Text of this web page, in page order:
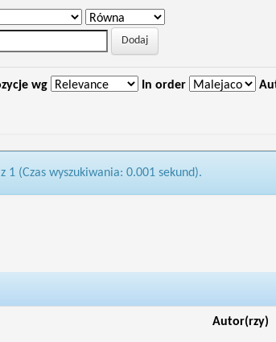
wg In order
1 (Czas wyszukiwania: 0.001 sekund).
Autor(rzy)